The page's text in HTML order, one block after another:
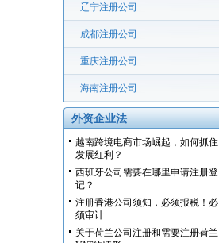
辽宁注册公司
成都注册公司
重庆注册公司
海南注册公司
外资企业法
越南跨境电商市场崛起，如何抓住
发展红利？
西班牙公司需要在哪里申请注册登
记？
注册香港公司须知，必须报税！必
须审计
关于荷兰公司注册和需要注册荷兰